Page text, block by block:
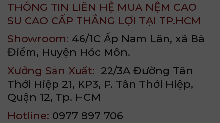
THÔNG TIN LIÊN HỆ MUA NỆM CAO
SU CAO CẤP THẮNG LỢI TẠI TP.HCM
Showroom: 46/1C Ấp Nam Lân, xã Bà
Điểm, Huyện Hóc Môn.
Xưởng Sản Xuất: 22/3A Đường Tân
Thới Hiệp 21, KP3, P. Tân Thới Hiệp,
Quận 12, Tp. HCM
Hotline: 0977 897 706